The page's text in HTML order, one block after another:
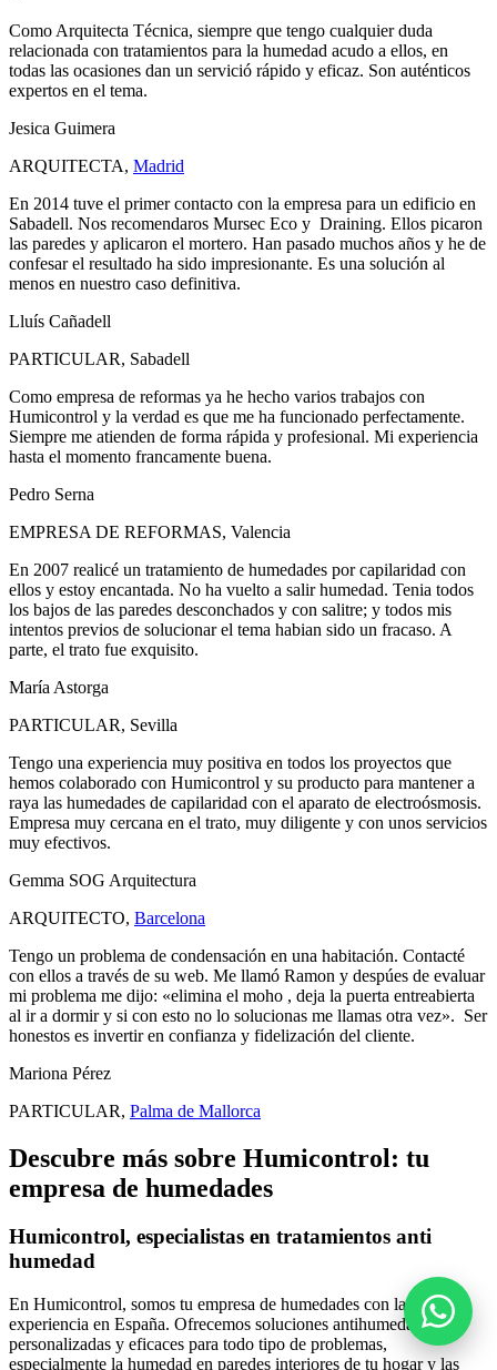
Como Arquitecta Técnica, siempre que tengo cualquier duda
relacionada con tratamientos para la humedad acudo a ellos, en
todas las ocasiones dan un servició rápido y eficaz. Son auténticos
expertos en el tema.
Jesica Guimera
ARQUITECTA, Madrid
En 2014 tuve el primer contacto con la empresa para un edificio en
Sabadell. Nos recomendaros Mursec Eco y Draining. Ellos picaron
las paredes y aplicaron el mortero. Han pasado muchos años y he de
confesar el resultado ha sido impresionante. Es una solución al
menos en nuestro caso definitiva.
Lluís Cañadell
PARTICULAR, Sabadell
Como empresa de reformas ya he hecho varios trabajos con
Humicontrol y la verdad es que me ha funcionado perfectamente.
Siempre me atienden de forma rápida y profesional. Mi experiencia
hasta el momento francamente buena.
Pedro Serna
EMPRESA DE REFORMAS, Valencia
En 2007 realicé un tratamiento de humedades por capilaridad con
ellos y estoy encantada. No ha vuelto a salir humedad. Tenia todos
los bajos de las paredes desconchados y con salitre; y todos mis
intentos previos de solucionar el tema habian sido un fracaso. A
parte, el trato fue exquisito.
María Astorga
PARTICULAR, Sevilla
Tengo una experiencia muy positiva en todos los proyectos que
hemos colaborado con Humicontrol y su producto para mantener a
raya las humedades de capilaridad con el aparato de electroósmosis.
Empresa muy cercana en el trato, muy diligente y con unos servicios
muy efectivos.
Gemma SOG Arquitectura
ARQUITECTO, Barcelona
Tengo un problema de condensación en una habitación. Contacté
con ellos a través de su web. Me llamó Ramon y despúes de evaluar
mi problema me dijo: «elimina el moho , deja la puerta entreabierta
al ir a dormir y si con esto no lo solucionas me llamas otra vez». Ser
honestos es invertir en confianza y fidelización del cliente.
Mariona Pérez
PARTICULAR, Palma de Mallorca
Descubre más sobre Humicontrol: tu
empresa de humedades
Humicontrol, especialistas en tratamientos anti
humedad
En Humicontrol, somos tu empresa de humedades con la mayor
experiencia en España. Ofrecemos soluciones antihumedad
personalizadas y eficaces para todo tipo de problemas,
especialmente la humedad en paredes interiores de tu hogar y las